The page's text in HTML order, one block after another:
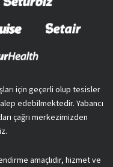
için geçerli olup tesisler
edebilmektedir. Yabancı
çağrı merkezimizden
amaçlıdır, hizmet ve